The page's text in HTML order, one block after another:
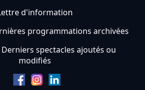
d'information
programmations archivées
Derniers spectacles ajoutés ou
modifiés